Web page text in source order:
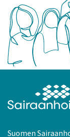
Suomen